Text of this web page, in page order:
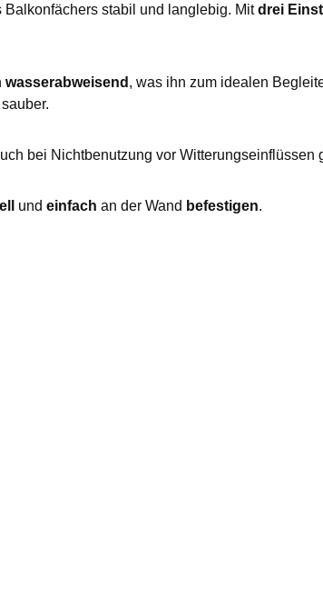
Balkonfächers stabil und langlebig. Mitdrei
wasserabweisend , was ihn zum idealen
bei Nichtbenutzung vor Witterungseinflüssen
und einfach an der Wand befestigen.